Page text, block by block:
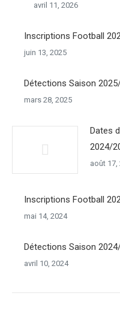
avril 11, 2026
Inscriptions Football
juin 13, 2025
Détections Saison
mars 28, 2025
Dates
2024/
août 17,
Inscriptions Football
mai 14, 2024
Détections Saison
avril 10, 2024